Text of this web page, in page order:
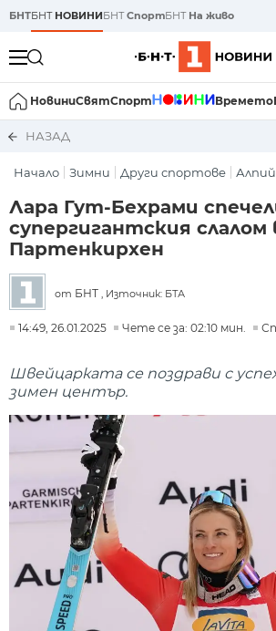
БНТБНТ НОВИНИБНТСпортБНТ На живо
НовиниСвятСпорт Времето
НАЗАД
Начало Зимни Други спортове
Лара Гут-Бехрами
супергигантския
Партенкирхен
от БНТ , Източник: БТА
14:49, 26.01.2025 Чете се за: 02:10 мин.
Швейцарката се поздрави с
зимен център.